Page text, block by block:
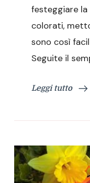
festeggiare
colorati,
sono così
Seguite il
Leggi tutto